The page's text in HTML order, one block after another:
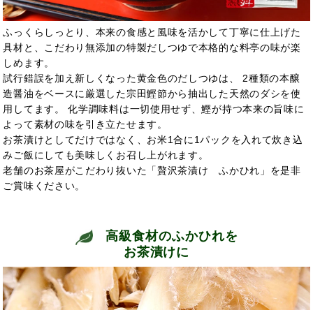
ふっくらしっとり、本来の食感と風味を活かして丁寧に仕上げた
具材と、こだわり無添加の特製だしつゆで本格的な料亭の味が楽
しめます。
試行錯誤を加え新しくなった黄金色のだしつゆは、 2種類の本醸
造醤油をベースに厳選した宗田鰹節から抽出した天然のダシを使
用してます。 化学調味料は一切使用せず、鰹が持つ本来の旨味に
よって素材の味を引き立たせます。
お茶漬けとしてだけではなく、お米1合に1パックを入れて炊き込
みご飯にしても美味しくお召し上がれます。
老舗のお茶屋がこだわり抜いた「贅沢茶漬け ふかひれ」を是非
ご賞味ください。
高級食材のふかひれを
お茶漬けに